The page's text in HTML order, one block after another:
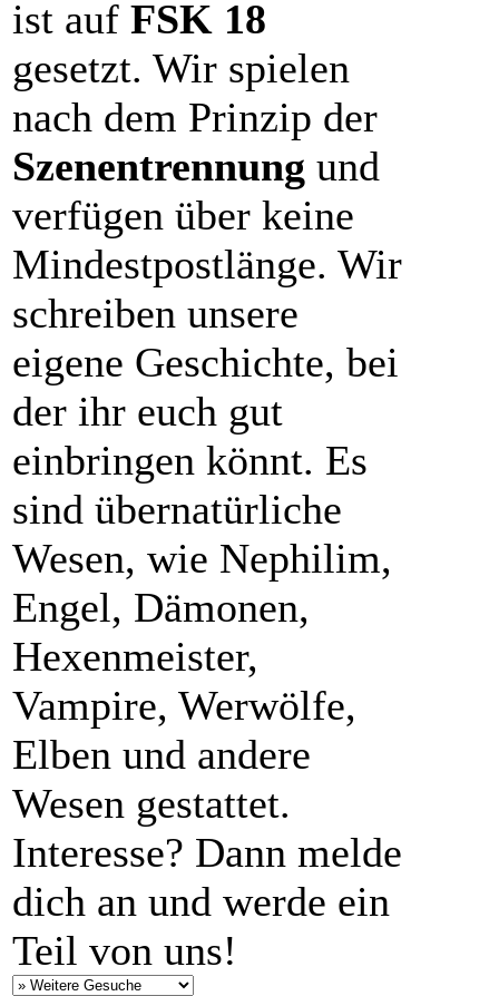
ist auf FSK 18
gesetzt. Wir spielen
nach dem Prinzip der
Szenentrennung und
verfügen über keine
Mindestpostlänge. Wir
schreiben unsere
eigene Geschichte, bei
der ihr euch gut
einbringen könnt. Es
sind übernatürliche
Wesen, wie Nephilim,
Engel, Dämonen,
Hexenmeister,
Vampire, Werwölfe,
Elben und andere
Wesen gestattet.
Interesse? Dann melde
dich an und werde ein
Teil von uns!